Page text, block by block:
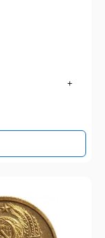
+